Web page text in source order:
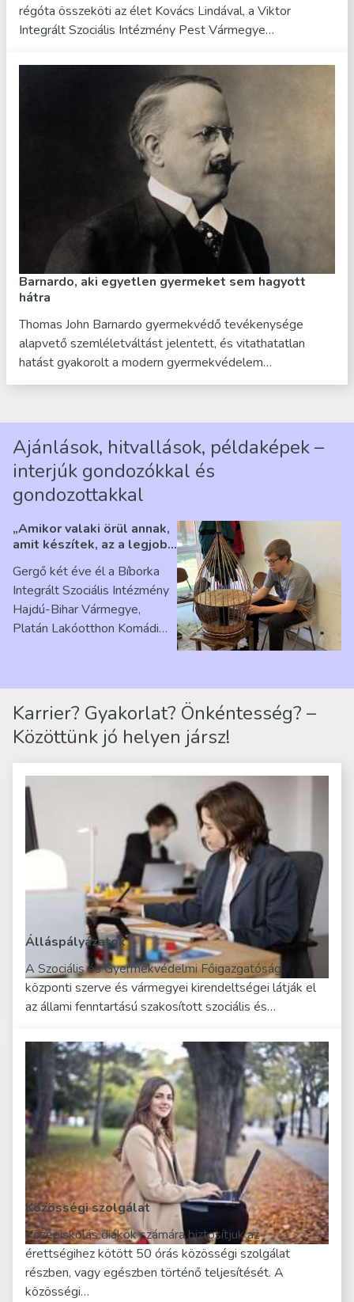
régóta összeköti az élet Kovács Lindával, a Viktor
Integrált Szociális Intézmény Pest Vármegye…
Barnardo, aki egyetlen gyermeket sem hagyott
hátra
Thomas John Barnardo gyermekvédő tevékenysége
alapvető szemléletváltást jelentett, és vitathatatlan
hatást gyakorolt a modern gyermekvédelem…
Ajánlások, hitvallások, példaképek –
interjúk gondozókkal és
gondozottakkal
„Amikor valaki örül annak,
amit készítek, az a legjobb
Ribárszky Gergő ellátottal
Gergő két éve él a Bíborka
Integrált Szociális Intézmény
Hajdú-Bihar Vármegye,
Platán Lakóotthon Komádi
Karrier? Gyakorlat? Önkéntesség? –
Közöttünk jó helyen jársz!
Álláspályázatok
A Szociális és Gyermekvédelmi Főigazgatóság
központi szerve és vármegyei kirendeltségei látják el
az állami fenntartású szakosított szociális és…
Közösségi szolgálat
Középiskolás diákok számára biztosítjuk az
érettségihez kötött 50 órás közösségi szolgálat
részben, vagy egészben történő teljesítését. A
közösségi…